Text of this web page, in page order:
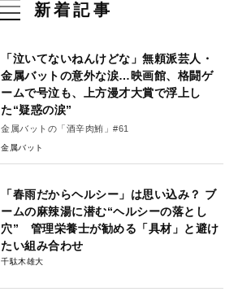
新着記事
「泣いてないねんけどな」無頼派芸人・
金属バットの意外な涙…映画館、格闘ゲ
ームで号泣も、上方漫才大賞で浮上し
た“疑惑の涙”
金属バットの「酒辛肉鮪」#61
金属バット
「春雨だからヘルシー」は思い込み？ ブ
ームの麻辣湯に潜む“ヘルシーの落とし
穴” 管理栄養士が勧める「具材」と避け
たい組み合わせ
千駄木雄大